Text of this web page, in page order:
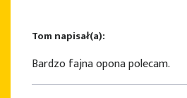
Tom napisał(a):
Bardzo fajna opona polecam.